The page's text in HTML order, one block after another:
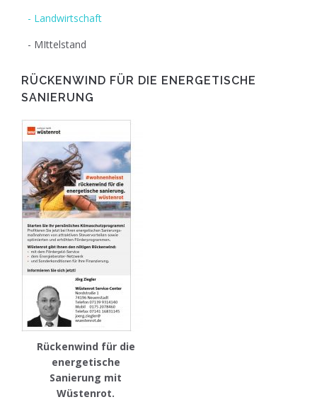
Landwirtschaft
MIttelstand
RÜCKENWIND FÜR DIE ENERGETISCHE
SANIERUNG
Rückenwind für die
energetische
Sanierung mit
Wüstenrot.